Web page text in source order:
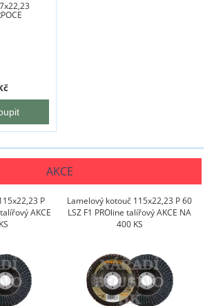
AKCE
P
AKCE
Lamelový kotouč 115x22,23 P 60
LSZ F1 PROline talířový AKCE NA
400 KS